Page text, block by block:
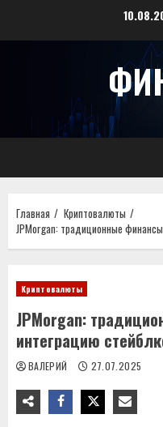
Главная
Криптовалюты
JPMorgan: традиционные
Криптовалюты
JPMorgan:
интеграцию
ВАЛЕРИЙ 27.07.2025